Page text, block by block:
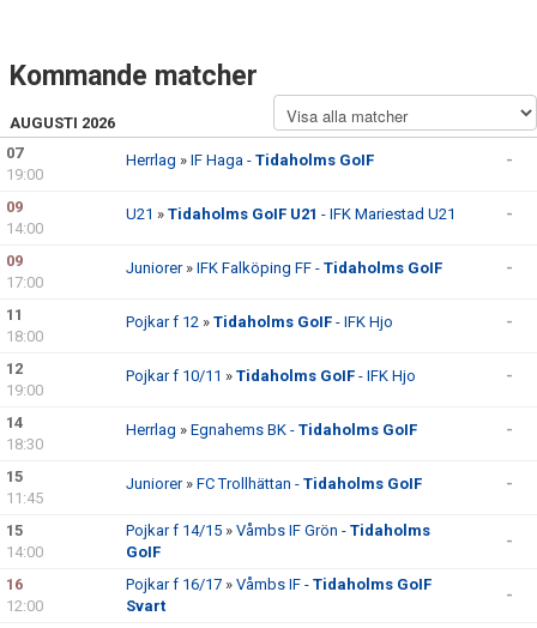
SOUVENIRER
GAMLA GIFFS TORSDAGSTRÄFFAR
MATCHER
CUPER ARBETSBESKRIVNING
Kommande matcher
AUGUSTI 2026
07
19:00
Herrlag » IF Haga - Tidaholms GoIF -
09
14:00
U21 » Tidaholms GoIF U21 - IFK Mariestad U21 -
09
17:00
Juniorer» IFK Falköping FF - Tidaholms GoIF -
11
18:00
Pojkar f 12 » Tidaholms GoIF - IFK Hjo -
12
19:00
Pojkar f 10/11 » Tidaholms GoIF - IFK Hjo -
14
18:30
Herrlag » Egnahems BK - Tidaholms GoIF -
15
11:45
Juniorer» FC Trollhättan - Tidaholms GoIF -
15
14:00
Pojkar f 14/15 » Våmbs IF Grön - Tidaholms
GoIF
-
16
12:00
Pojkar f 16/17 » Våmbs IF - Tidaholms GoIF
Svart
-